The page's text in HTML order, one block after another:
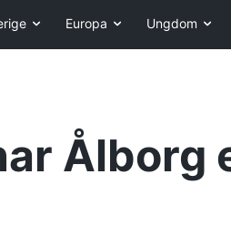
Europa Ungdom
Ålborg